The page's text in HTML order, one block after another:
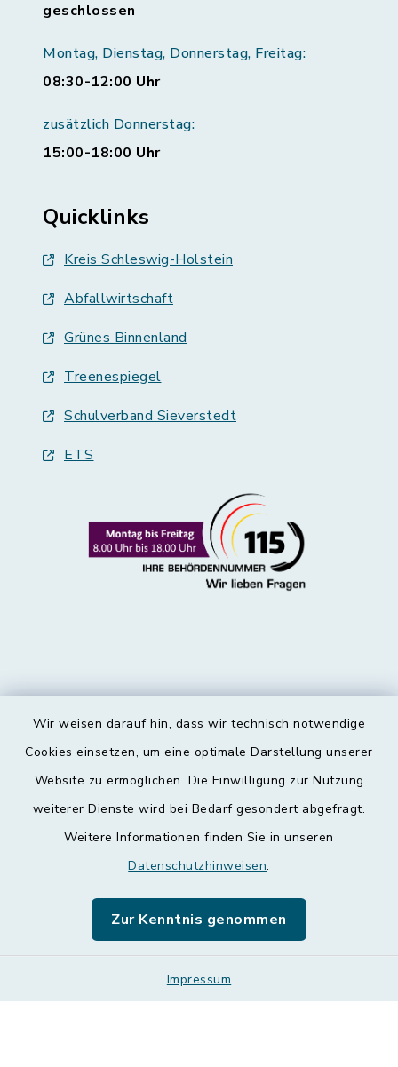
Wir weisen darauf hin, dass wir technisch notwendige
Cookies einsetzen, um eine optimale Darstellung unserer
Website zu ermöglichen. Die Einwilligung zur Nutzung
weiterer Dienste wird bei Bedarf gesondert abgefragt.
Weitere Informationen finden Sie in unseren
Datenschutzhinweisen.
Zur Kenntnis genommen
Impressum
geschlossen
Montag, Dienstag, Donnerstag, Freitag:
08:30-12:00 Uhr
zusätzlich Donnerstag:
15:00-18:00 Uhr
Quicklinks
Kreis Schleswig-Holstein
Abfallwirtschaft
Grünes Binnenland
Treenespiegel
Schulverband Sieverstedt
ETS
Kontakt
Datenschutz
Leichte Sprache
Sitemap